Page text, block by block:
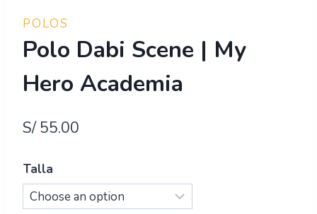
POLOS
Polo Dabi Scene | My
Hero Academia
S/55.00
Talla